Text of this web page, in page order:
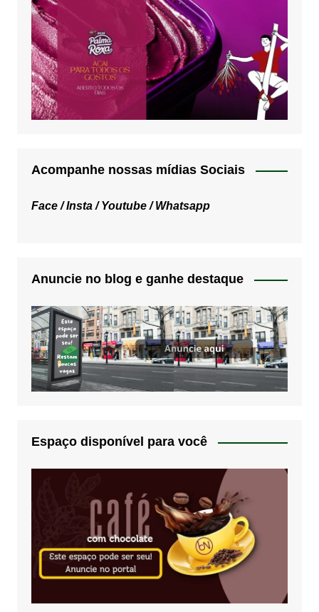
Acompanhe nossas mídias Sociais
Face /Insta /Youtube /Whatsapp
Anuncie no blog e ganhe destaque
Espaço disponível para você